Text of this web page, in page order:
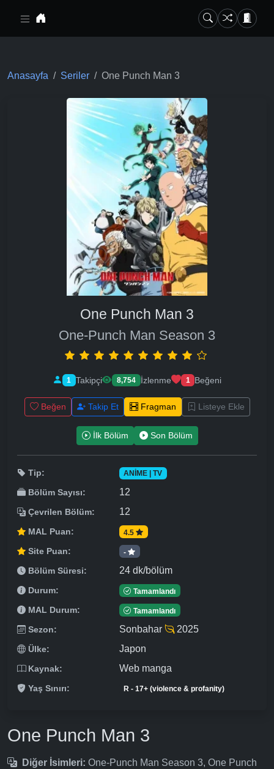
Anasayfa Seriler One Punch Man 3
One Punch Man 3
One-Punch Man Season 3
1 Takipçi 8,754 İzlenme 1 Beğeni
Beğen Takip Et Fragman Listeye Ekle
İlk Bölüm Son Bölüm
Tip: ANIME | TV
Bölüm Sayısı: 12
Çevrilen Bölüm: 12
MAL Puan: 4.5
Site Puan: -
Bölüm Süresi: 24 dk/bölüm
Durum: Tamamlandı
MAL Durum: Tamamlandı
Sezon: Sonbahar 2025
Ülke: Japon
Kaynak: Web manga
Yaş Sınırı: R - 17+ (violence & profanity)
One Punch Man 3
Diğer İsimleri: One-Punch Man Season 3, One Punch